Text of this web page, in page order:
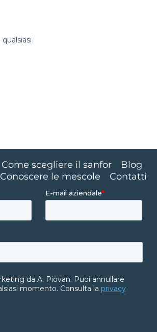
Come scegliere il sanfor
Blog
Conoscere le mescole
Contatti